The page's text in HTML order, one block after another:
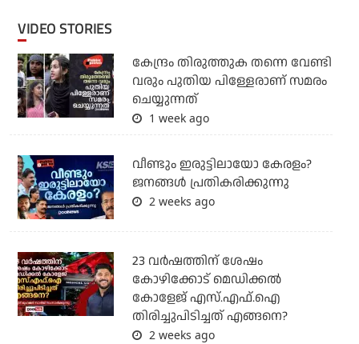
VIDEO STORIES
കേന്ദ്രം തിരുത്തുക തന്നെ വേണ്ടി
വരും പുതിയ പിള്ളേരാണ് സമരം
ചെയ്യുന്നത്
1 week ago
വീണ്ടും ഇരുട്ടിലായോ കേരളം?
ജനങ്ങൾ പ്രതികരിക്കുന്നു
2 weeks ago
23 വർഷത്തിന് ശേഷം
കോഴിക്കോട് മെഡിക്കൽ
കോളേജ് എസ്.എഫ്.ഐ
തിരിച്ചുപിടിച്ചത് എങ്ങനെ?
2 weeks ago